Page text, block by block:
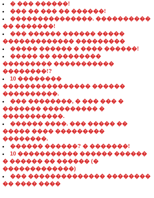
� ��� ������!
��� �� ��� �� ������!
���������������. ����������
�� �������!
��� ������ ������ �����
������������� ���������
����� ������ � ���� ������!
����� �� ���������
��������� �����������
��������!?
10 ��������
���������������� ������
����������.
��� ��������, � ��� ��� �
������� ���������� �
�����������.
������ ����. ��� ����� ��
����� ���� ���������
��������.
������ ������? � �������!
10 ����������� ������ ������
� ������ �� ������ (�
�������������)
��� �������������� ��������
�� ���� ����